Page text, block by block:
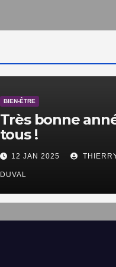
BIEN-ÊTRE
Très bonne
tous !
12 JAN 2025
DUVAL